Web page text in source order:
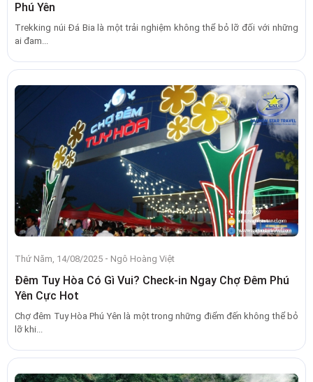
Phú Yên
Trekking núi Đá Bia là một trải nghiệm không thể bỏ lỡ đối với những
ai đam...
Thứ Năm, 14/08/2025 - Ngô Hoàng Việt
Đêm Tuy Hòa Có Gì Vui? Check-in Ngay Chợ Đêm Phú
Yên Cực Hot
Chợ đêm Tuy Hòa Phú Yên là một trong những điểm đến không thể bỏ
lỡ khi...